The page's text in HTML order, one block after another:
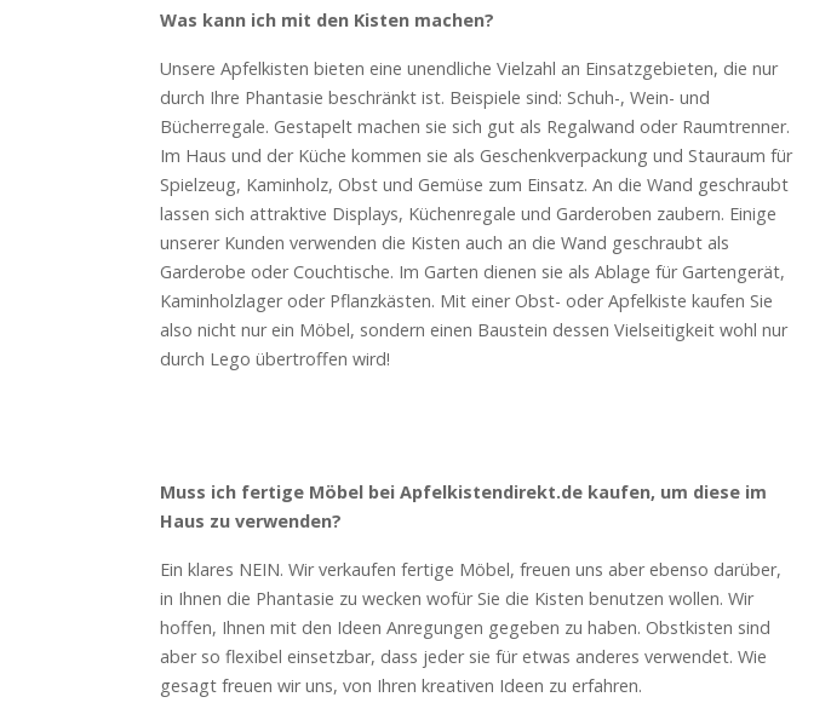
Was kann ich mit den Kisten machen?
Unsere Apfelkisten bieten eine unendliche Vielzahl an Einsatzgebieten, die nur
durch Ihre Phantasie beschränkt ist. Beispiele sind: Schuh-, Wein- und
Bücherregale. Gestapelt machen sie sich gut als Regalwand oder Raumtrenner.
Im Haus und der Küche kommen sie als Geschenkverpackung und Stauraum für
Spielzeug, Kaminholz, Obst und Gemüse zum Einsatz. An die Wand geschraubt
lassen sich attraktive Displays, Küchenregale und Garderoben zaubern. Einige
unserer Kunden verwenden die Kisten auch an die Wand geschraubt als
Garderobe oder Couchtische. Im Garten dienen sie als Ablage für Gartengerät,
Kaminholzlager oder Pflanzkästen. Mit einer Obst- oder Apfelkiste kaufen Sie
also nicht nur ein Möbel, sondern einen Baustein dessen Vielseitigkeit wohl nur
durch Lego übertroffen wird!
Muss ich fertige Möbel bei Apfelkistendirekt.de kaufen, um diese im
Haus zu verwenden?
Ein klares NEIN. Wir verkaufen fertige Möbel, freuen uns aber ebenso darüber,
in Ihnen die Phantasie zu wecken wofür Sie die Kisten benutzen wollen. Wir
hoffen, Ihnen mit den Ideen Anregungen gegeben zu haben. Obstkisten sind
aber so flexibel einsetzbar, dass jeder sie für etwas anderes verwendet. Wie
gesagt freuen wir uns, von Ihren kreativen Ideen zu erfahren.